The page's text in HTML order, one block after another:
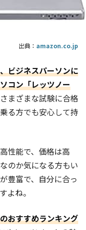
出典： amazon.co.jp
ビジネスパーソンに
コン「レッツノー
まざまな試験に合格
る方でも安心して持
性能で、価格は高
のか気になる方もい
豊富で、自分に合っ
よね。
おすすめランキング